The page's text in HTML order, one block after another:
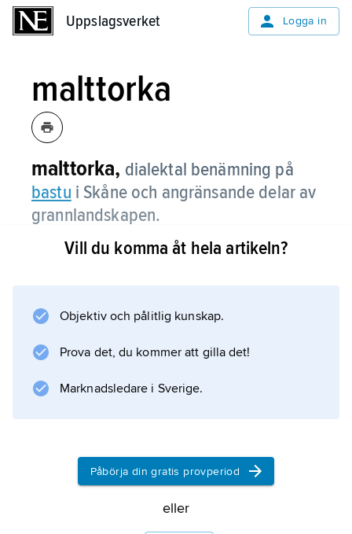
Uppslagsverket Logga in
malttorka
malttorka, dialektal benämning på
bastu i Skåne och angränsande delar av
grannlandskapen.
Information om artikeln
Vill du komma åt hela artikeln?
Objektiv och pålitlig kunskap.
Prova det, du kommer att gilla det!
Marknadsledare i Sverige.
Påbörja din gratis provperiod
eller